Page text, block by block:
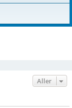
Aller